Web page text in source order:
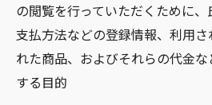
の閲覧を行っていただくために、
支払方法などの登録情報、利用
れた商品、およびそれらの代金
する目的